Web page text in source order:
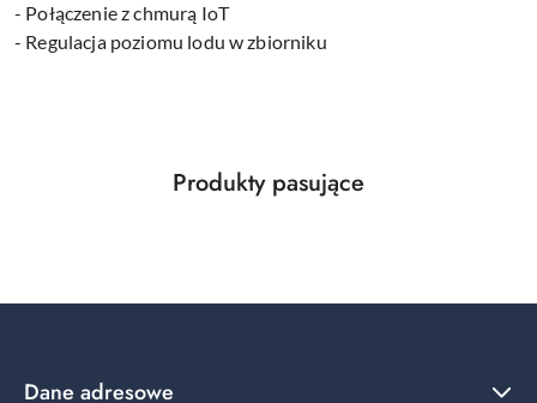
- Połączenie z chmurą IoT
- Regulacja poziomu lodu w zbiorniku
Pomiń karuzelę produktów
Produkty
Produkty pasujące
Dane adresowe